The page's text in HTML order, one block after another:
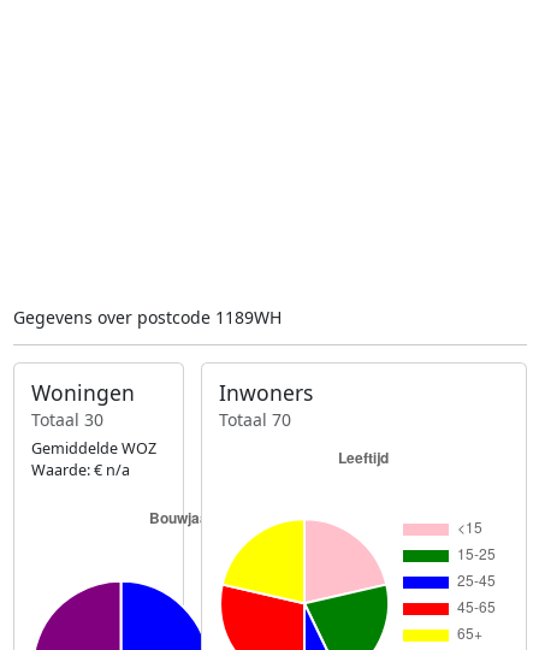
Gegevens over postcode 1189WH
Woningen
Totaal 30
Gemiddelde WOZ
Waarde: € n/a
Inwoners
Totaal 70